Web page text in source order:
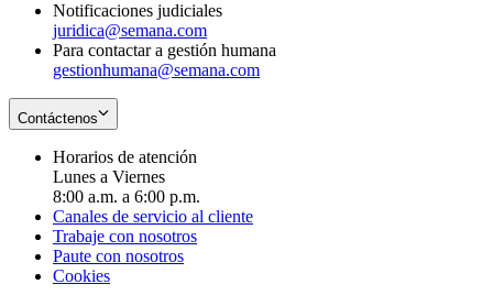
Notificaciones judiciales
juridica@semana.com
Para contactar a gestión humana
gestionhumana@semana.com
Contáctenos
Horarios de atención
Lunes a Viernes
8:00 a.m. a 6:00 p.m.
Canales de servicio al cliente
Trabaje con nosotros
Paute con nosotros
Cookies